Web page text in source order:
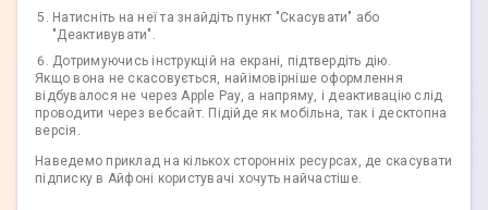
Натисніть на неї та знайдіть пункт "Скасувати" або
"Деактивувати".
Дотримуючись інструкцій на екрані, підтвердіть дію.
Якщо вона не скасовується, найімовірніше оформлення
відбувалося не через Apple Pay, а напряму, і деактивацію слід
проводити через вебсайт. Підійде як мобільна, так і десктопна
версія.
Наведемо приклад на кількох сторонніх ресурсах, де скасувати
підписку в Айфоні користувачі хочуть найчастіше.